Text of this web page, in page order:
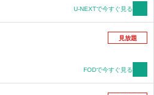
、日向夏彦、 そして新たに七不思議三番
ゴク』となったミツバと共に、 寧々たち
U-NEXTで今すぐ見る
見放題
FODで今すぐ見る